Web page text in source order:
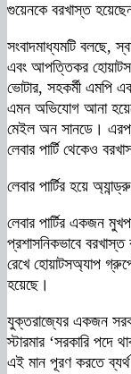
গুয়েনকে বরখাস্ত
সংবাদমাধ্যমটি বলছে,
এবং আপত্তিকর
ভোটার, সহকর্মী এমপি
এমন অভিযোগ আনা
মেইল অন সানডে। এরপর
লেবার পার্টি থেকেও
লেবার পার্টির হয়ে
লেবার পার্টির একজন
প্রশাসনিকভাবে বরখাস্ত
রেখে হোয়াটসঅ্যাপ
হয়েছে।
যুক্তরাজ্যের একজন
স্টারমার ‘সরকারি পদে
এই মান পূরণ করতে ব্যর্থ